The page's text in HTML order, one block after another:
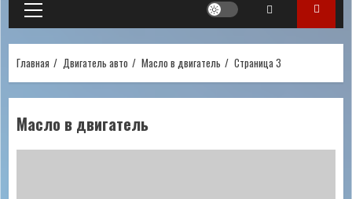
Основное
меню
Главная Двигатель авто Масло в двигатель Страница 3
Масло в двигатель